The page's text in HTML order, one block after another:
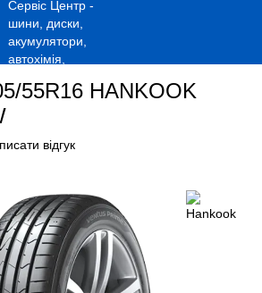
55R16 HANKOOK
відгук